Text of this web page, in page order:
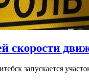
скорости
запускается